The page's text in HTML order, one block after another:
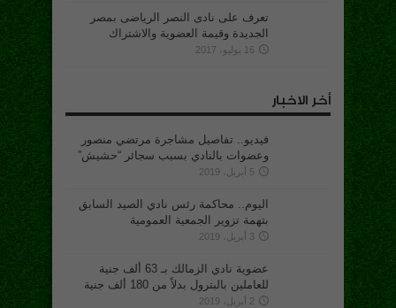
تعرف على نادى النصر الرياضى بمصر
الجديدة وقيمة العضوية والاشتراك
16 يوليو، 2017
أخر الاخبار
فيديو.. تفاصيل مشاجرة مرتضي منصور
وعضوات بالنادي بسبب سجائر “حشيش”
5 أبريل، 2019
اليوم.. محاكمة رئس نادي الصيد السابق
بتهمة تزوير الجمعية العمومية
3 أبريل، 2019
عضوية نادي الزمالك بـ 63 ألف جنية
للعاملين بالبترول بدلاً من 180 ألف جنية
2 أبريل، 2019